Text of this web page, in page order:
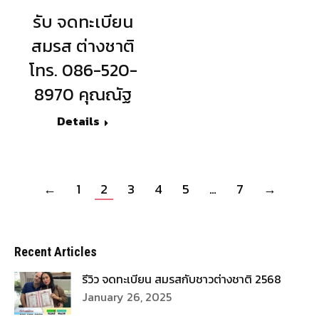
รับ จดทะเบียน
สมรส ต่างชาติ
โทร. 086-520-
8970 คุณณัฐ
Details
← 1 2 3 4 5 … 7 →
Recent Articles
รีวิว จดทะเบียน สมรสกับชาวต่างชาติ 2568
January 26, 2025